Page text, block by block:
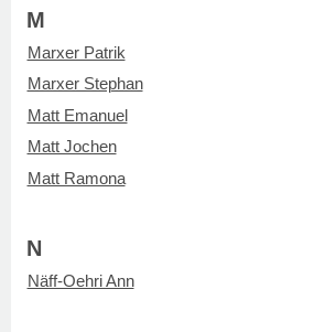
M
Marxer Patrik
Marxer Stephan
Matt Emanuel
Matt Jochen
Matt Ramona
N
Näff-Oehri Ann